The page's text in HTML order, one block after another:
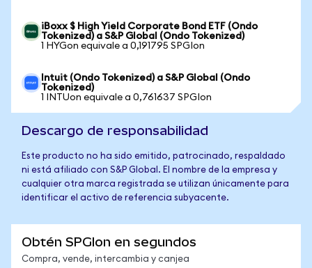
iBoxx $ High Yield Corporate Bond ETF (Ondo
Tokenized) a S&P Global (Ondo Tokenized)
1 HYGon equivale a 0,191795 SPGIon
Intuit (Ondo Tokenized) a S&P Global (Ondo
Tokenized)
1 INTUon equivale a 0,761637 SPGIon
Descargo de responsabilidad
Este producto no ha sido emitido, patrocinado, respaldado
ni está afiliado con S&P Global. El nombre de la empresa y
cualquier otra marca registrada se utilizan únicamente para
identificar el activo de referencia subyacente.
Obtén SPGIon en segundos
Compra, vende, intercambia y canjea